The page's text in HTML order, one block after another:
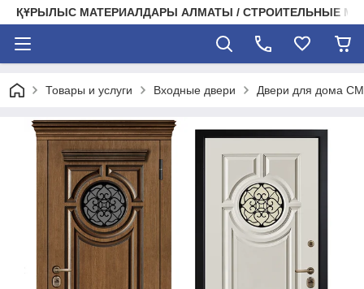
ҚҰРЫЛЫС МАТЕРИАЛДАРЫ АЛМАТЫ / СТРОИТЕЛЬНЫЕ
Товары и услуги Входные двери Двери для дома